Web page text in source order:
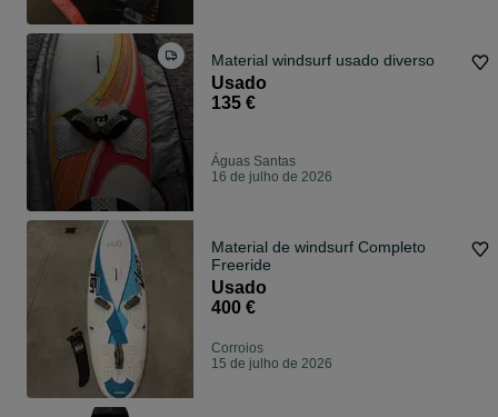
Material windsurf usado diverso
Usado
135 €
Águas Santas
16 de julho de 2026
Material de windsurf Completo
Freeride
Usado
400 €
Corroios
15 de julho de 2026